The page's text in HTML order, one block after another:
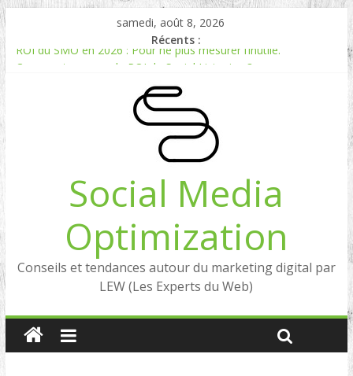
samedi, août 8, 2026
Récents :
ROI du SMO en 2026 : Pour ne plus mesurer l’inutile.
Experts en Social Listening en France : qui sont les références
Reddit, la brique manquante entre Social Intelligence et AIO
Comment votre e-réputation dépend du social listening et des
Social Media
Optimization
Conseils et tendances autour du marketing digital par
LEW (Les Experts du Web)